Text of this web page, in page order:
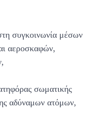
συγκοινωνία μέσων
αεροσκαφών,
σωματικής
αδύναμων ατόμων,